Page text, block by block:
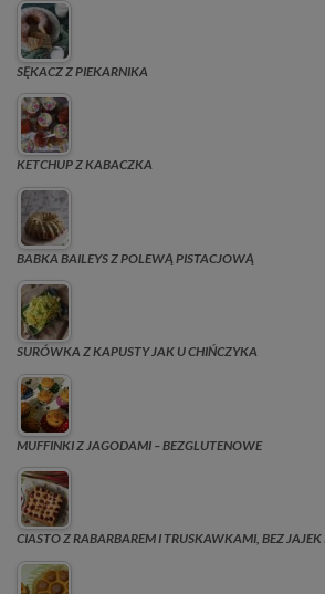
SĘKACZ Z PIEKARNIKA
KETCHUP Z KABACZKA
BABKA BAILEYS Z POLEWĄ PISTACJOWĄ
SURÓWKA Z KAPUSTY JAK U CHIŃCZYKA
MUFFINKI Z JAGODAMI – BEZGLUTENOWE
CIASTO Z RABARBAREM I TRUSKAWKAMI, BEZ JAJEK